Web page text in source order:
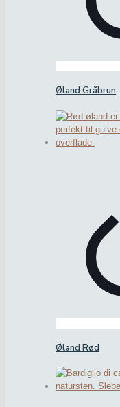
Øland Gråbrun
Øland Rød